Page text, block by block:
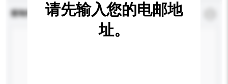
查询内容 *必须填写
请先输入您的电邮地
址。